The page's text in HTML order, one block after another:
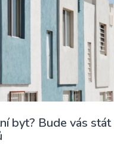
byt? Bude vás stát